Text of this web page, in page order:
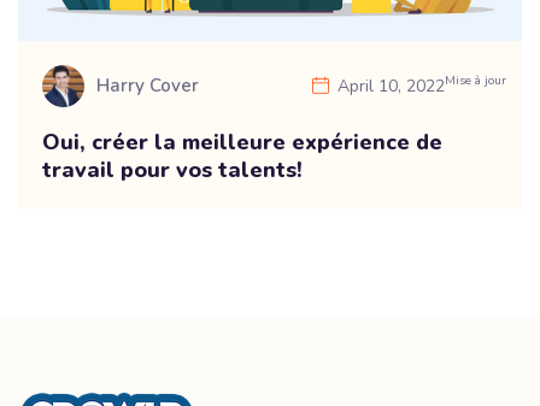
Harry Cover April 10, 2022Mise à jour
Oui, créer la meilleure expérience de
travail pour vos talents!